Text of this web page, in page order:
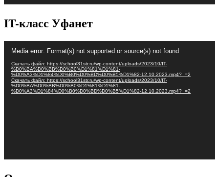
IT-класс Уфанет
Media error: Format(s) not supported or source(s) not found
Скачать файл: https://school31str.ru/wp-content/uploads/2023/10/IT-
%D0%BA%D0%BB%D0%B0%D1%81%D1%81-
%D0%A3%D1%84%D0%B0%D0%BD%D0%B5%D1%82-12.10.2023.mp4?_=2
Скачать файл: https://school31str.ru/wp-content/uploads/2023/10/IT-
%D0%BA%D0%BB%D0%B0%D1%81%D1%81-
%D0%A3%D1%84%D0%B0%D0%BD%D0%B5%D1%82-12.10.2023.mp4?_=2